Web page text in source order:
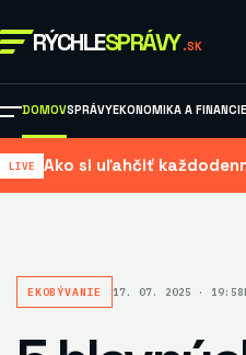
RÝCHLESPRÁVY .SK
DOMOVSPRÁVYEKONOMIKA A FINANCIE
EKOBÝVANIE 17. 07. 2025 · 19:58